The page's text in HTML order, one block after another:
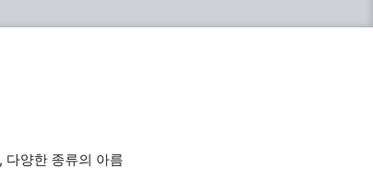
다양한 종류의 아름